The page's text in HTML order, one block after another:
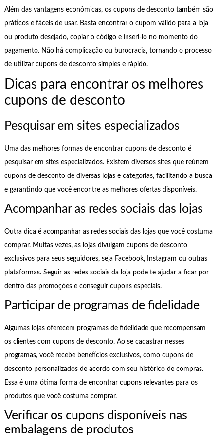
Além das vantagens econômicas, os cupons de desconto também são
práticos e fáceis de usar. Basta encontrar o cupom válido para a loja
ou produto desejado, copiar o código e inseri-lo no momento do
pagamento. Não há complicação ou burocracia, tornando o processo
de utilizar cupons de desconto simples e rápido.
Dicas para encontrar os melhores
cupons de desconto
Pesquisar em sites especializados
Uma das melhores formas de encontrar cupons de desconto é
pesquisar em sites especializados. Existem diversos sites que reúnem
cupons de desconto de diversas lojas e categorias, facilitando a busca
e garantindo que você encontre as melhores ofertas disponíveis.
Acompanhar as redes sociais das lojas
Outra dica é acompanhar as redes sociais das lojas que você costuma
comprar. Muitas vezes, as lojas divulgam cupons de desconto
exclusivos para seus seguidores, seja Facebook, Instagram ou outras
plataformas. Seguir as redes sociais da loja pode te ajudar a ficar por
dentro das promoções e conseguir cupons especiais.
Participar de programas de fidelidade
Algumas lojas oferecem programas de fidelidade que recompensam
os clientes com cupons de desconto. Ao se cadastrar nesses
programas, você recebe benefícios exclusivos, como cupons de
desconto personalizados de acordo com seu histórico de compras.
Essa é uma ótima forma de encontrar cupons relevantes para os
produtos que você costuma comprar.
Verificar os cupons disponíveis nas
embalagens de produtos